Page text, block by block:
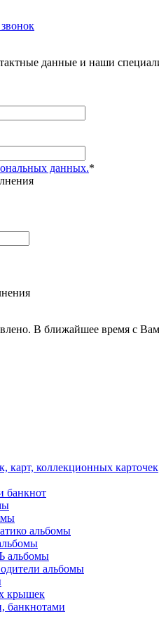
звонок
данные и наши
данных.*
В ближайшее время с
карт, коллекционных карточек
банкнот
альбомы
альбомы
альбомы
крышек
банкнотами